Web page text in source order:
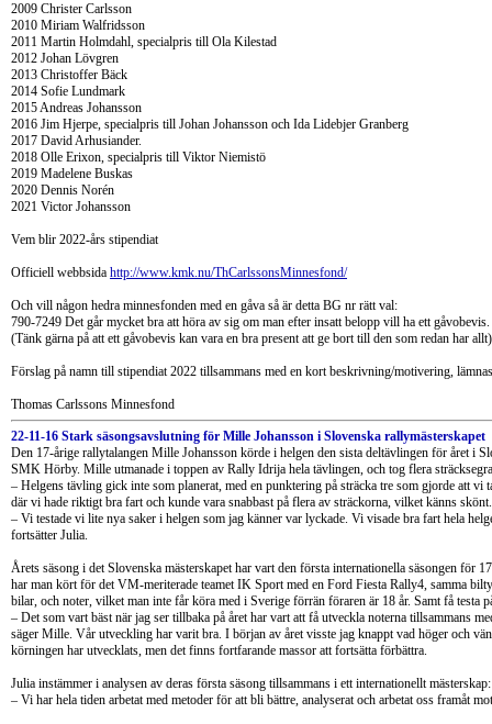
2009 Christer Carlsson
2010 Miriam Walfridsson
2011 Martin Holmdahl, specialpris till Ola Kilestad
2012 Johan Lövgren
2013 Christoffer Bäck
2014 Sofie Lundmark
2015 Andreas Johansson
2016 Jim Hjerpe, specialpris till Johan Johansson och Ida Lidebjer Granberg
2017 David Arhusiander.
2018 Olle Erixon, specialpris till Viktor Niemistö
2019 Madelene Buskas
2020 Dennis Norén
2021 Victor Johansson
Vem blir 2022-års stipendiat
Officiell webbsida http://www.kmk.nu/ThCarlssonsMinnesfond/
Och vill någon hedra minnesfonden med en gåva så är detta BG nr rätt val:
790-7249 Det går mycket bra att höra av sig om man efter insatt belopp vill ha ett gåvobevis.
(Tänk gärna på att ett gåvobevis kan vara en bra present att ge bort till den som redan har allt)
Förslag på namn till stipendiat 2022 tillsammans med en kort beskrivning/motivering,
Thomas Carlssons Minnesfond
22-11-16 Stark säsongsavslutning för Mille Johansson i Slovenska rallymästerskapet
Den 17-årige rallytalangen Mille Johansson körde i helgen den sista deltävlingen för året i
SMK Hörby. Mille utmanade i toppen av Rally Idrija hela tävlingen, och tog flera
– Helgens tävling gick inte som planerat, med en punktering på sträcka tre som gjorde att
där vi hade riktigt bra fart och kunde vara snabbast på flera av sträckorna, vilket känns skönt.
– Vi testade vi lite nya saker i helgen som jag känner var lyckade. Vi visade bra fart hela
fortsätter Julia.
Årets säsong i det Slovenska mästerskapet har vart den första internationella säsongen
har man kört för det VM-meriterade teamet IK Sport med en Ford Fiesta Rally4, samma
bilar, och noter, vilket man inte får köra med i Sverige förrän föraren är 18 år. Samt få testa
– Det som vart bäst när jag ser tillbaka på året har vart att få utveckla noterna tillsammans
säger Mille. Vår utveckling har varit bra. I början av året visste jag knappt vad höger och
körningen har utvecklats, men det finns fortfarande massor att fortsätta förbättra.
Julia instämmer i analysen av deras första säsong tillsammans i ett internationellt mästerskap:
– Vi har hela tiden arbetat med metoder för att bli bättre, analyserat och arbetat oss framåt